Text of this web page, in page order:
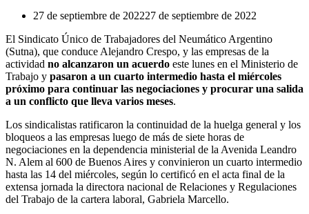
27 de septiembre de 202227 de septiembre de 2022
El Sindicato Único de Trabajadores del Neumático Argentino
(Sutna), que conduce Alejandro Crespo, y las empresas de la
actividad no alcanzaron un acuerdo este lunes en el Ministerio de
Trabajo y pasaron a un cuarto intermedio hasta el miércoles
próximo para continuar las negociaciones y procurar una salida
a un conflicto que lleva varios meses.
Los sindicalistas ratificaron la continuidad de la huelga general y los
bloqueos a las empresas luego de más de siete horas de
negociaciones en la dependencia ministerial de la Avenida Leandro
N. Alem al 600 de Buenos Aires y convinieron un cuarto intermedio
hasta las 14 del miércoles, según lo certificó en el acta final de la
extensa jornada la directora nacional de Relaciones y Regulaciones
del Trabajo de la cartera laboral, Gabriela Marcello.